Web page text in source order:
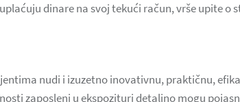
dinare na svoj tekući račun, vrše upite o
nudi i izuzetno inovativnu, praktičnu,
zaposleni u ekspozituri detaljno mogu